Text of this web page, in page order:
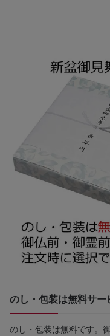
のし・包装は無料サー
のし・包装は無料です。